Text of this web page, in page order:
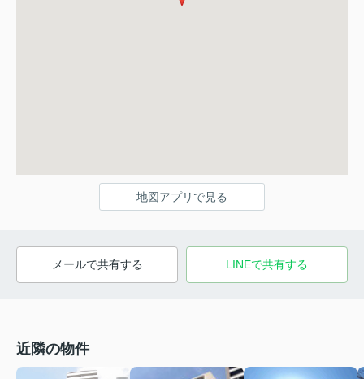
地図アプリで見る
メールで共有する LINEで共有する
近隣の物件